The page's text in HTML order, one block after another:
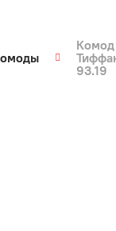
Комод
93.19